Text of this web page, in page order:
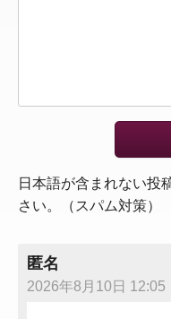
日本語が含まれない投
さい。（スパム対策）
匿名
2026年8月10日 12:05